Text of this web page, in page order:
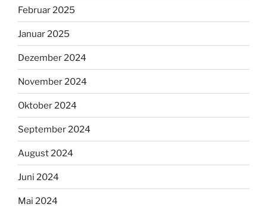
Februar 2025
Januar 2025
Dezember 2024
November 2024
Oktober 2024
September 2024
August 2024
Juni 2024
Mai 2024